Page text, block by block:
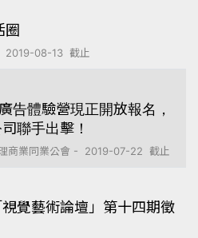
圈
2019-08-13 截止
告體驗營現正開放報名，
聯手出擊！
商業同業公會 - 2019-07-22 截止
覺藝術論壇」第十四期徵